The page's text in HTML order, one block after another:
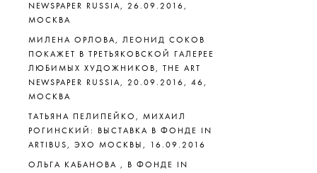
NEWSPAPER RUSSIA, 26.09.2016,
МОСКВА
МИЛЕНА ОРЛОВА, ЛЕОНИД СОКОВ
ПОКАЖЕТ В ТРЕТЬЯКОВСКОЙ ГАЛЕРЕЕ
ЛЮБИМЫХ ХУДОЖНИКОВ, THE ART
NEWSPAPER RUSSIA, 20.09.2016, 46,
МОСКВА
ТАТЬЯНА ПЕЛИПЕЙКО, МИХАИЛ
РОГИНСКИЙ: ВЫСТАВКА В ФОНДЕ IN
ARTIBUS, ЭХО МОСКВЫ, 16.09.2016
ОЛЬГА КАБАНОВА , В ФОНДЕ IN